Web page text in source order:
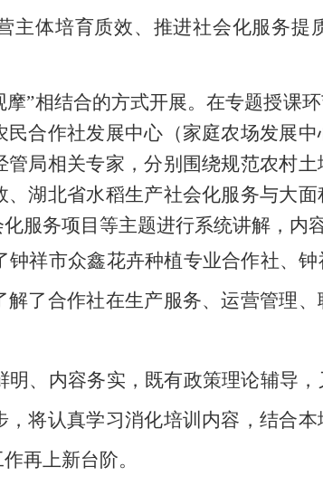
主体培育质效、推进社会化服务提
摩”相结合的方式开展。在专题授课环
合作社发展中心（家庭农场发展中
管局相关专家 ，分别围绕规范农村
、湖北省水稻生产社会化服务与大
服务项目等主题进行系统讲解，内
祥市众鑫花卉种植专业合作社、
了合作社在生产服务、运营管理
、内容务实，既有政策理论辅导，
将认真学习消化培训内容，结合
再上新台阶。